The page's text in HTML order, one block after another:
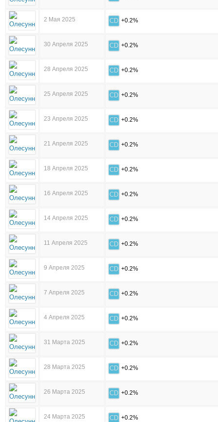
2 Мая 2025 CD +0.2%
30 Апреля 2025 CD +0.2%
28 Апреля 2025 CD +0.2%
25 Апреля 2025 CD +0.2%
23 Апреля 2025 CD +0.2%
21 Апреля 2025 CD +0.2%
18 Апреля 2025 CD +0.2%
16 Апреля 2025 CD +0.2%
14 Апреля 2025 CD +0.2%
11 Апреля 2025 CD +0.2%
9 Апреля 2025 CD +0.2%
7 Апреля 2025 CD +0.2%
4 Апреля 2025 CD +0.2%
31 Марта 2025 CD +0.2%
28 Марта 2025 CD +0.2%
26 Марта 2025 CD +0.2%
24 Марта 2025 CD +0.2%